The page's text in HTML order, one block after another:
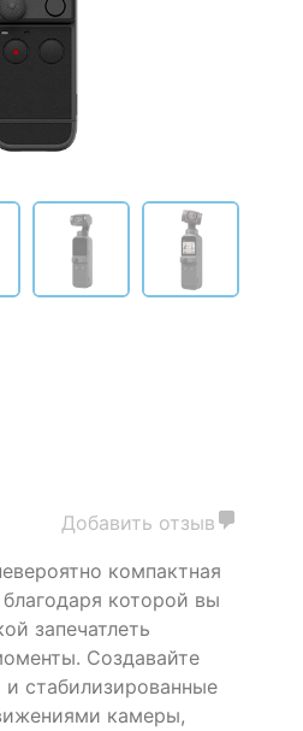
Добавить отзыв
компактная
которой вы
запечатлеть
Создавайте
стабилизированные
камеры,